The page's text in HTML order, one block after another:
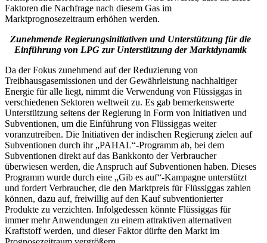
Faktoren die Nachfrage nach diesem Gas im
Marktprognosezeitraum erhöhen werden.
Zunehmende Regierungsinitiativen und Unterstützung für die
Einführung von LPG zur Unterstützung der Marktdynamik
Da der Fokus zunehmend auf der Reduzierung von
Treibhausgasemissionen und der Gewährleistung nachhaltiger
Energie für alle liegt, nimmt die Verwendung von Flüssiggas in
verschiedenen Sektoren weltweit zu. Es gab bemerkenswerte
Unterstützung seitens der Regierung in Form von Initiativen und
Subventionen, um die Einführung von Flüssiggas weiter
voranzutreiben. Die Initiativen der indischen Regierung zielen auf
Subventionen durch ihr „PAHAL“-Programm ab, bei dem
Subventionen direkt auf das Bankkonto der Verbraucher
überwiesen werden, die Anspruch auf Subventionen haben. Dieses
Programm wurde durch eine „Gib es auf“-Kampagne unterstützt
und fordert Verbraucher, die den Marktpreis für Flüssiggas zahlen
können, dazu auf, freiwillig auf den Kauf subventionierter
Produkte zu verzichten. Infolgedessen könnte Flüssiggas für
immer mehr Anwendungen zu einem attraktiven alternativen
Kraftstoff werden, und dieser Faktor dürfte den Markt im